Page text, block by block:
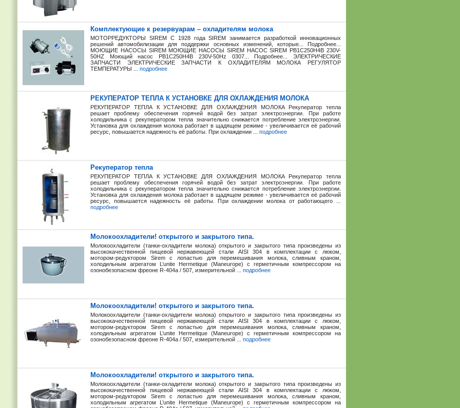
Комплектующие к резервуарам – охладителям молока
МОТОРРЕДУКТОРЫ SIREM С 1928 года SIREM занимается разработкой инновационных
решений автомобилизации для поддержки основных изменений, которые... Подробнее...
МОЮЩИЕ НАСОСЫ SIREM МОЮЩИЕ НАСОСЫ SIREM НАСОС SIREM PB1C250H4B 230V-
50HZ Mоющий насос PB1C250H4B 230V-50Hz 0307... Подробнее... ЭЛЕКТРИЧЕСКИЕ
ЗАПЧАСТИ ЭЛЕКТРИЧЕСКИЕ ЗАПЧАСТИ К ОХЛАДИТЕЛЯМ МОЛОКА РЕГУЛЯТОР
ТЕМПЕРАТУРЫ ... подробнее
РЕКУПЕРАТОР ТЕПЛА К УСТАНОВКЕ ДЛЯ ОХЛАЖДЕНИЯ МОЛОКА
РЕКУПЕРАТОР ТЕПЛА К УСТАНОВКЕ ДЛЯ ОХЛАЖДЕНИЯ МОЛОКА Рекуператор тепла
решает проблему обеспечения горячей водой без затрат электроэнергии. При работе
холодильника с рекуператором тепла значительно снижается потребление электроэнергии.
Установка для охлаждения молока работает в щадящем режиме - увеличивается её рабочий
ресурс, повышается надежность её работы. При охлаждении ... подробнее
Рекуператор тепла
РЕКУПЕРАТОР ТЕПЛА К УСТАНОВКЕ ДЛЯ ОХЛАЖДЕНИЯ МОЛОКА Рекуператор тепла
решает проблему обеспечения горячей водой без затрат электроэнергии. При работе
холодильника с рекуператором тепла значительно снижается потребление электроэнергии.
Установка для охлаждения молока работает в щадящем режиме - увеличивается её рабочий
ресурс, повышается надежность её работы. При охлаждении молока от работающего ...
подробнее
Молокоохладители! открытого и закрытого типа.
Молокоохладители (танки-охладители молока) открытого и закрытого типа произведены из
высококачественной пищевой нержавеющей стали AISI 304 в комплектации с люком,
мотором-редуктором Sirem с лопастью для перемешивания молока, сливным краном,
холодильным агрегатом L’unite Hermetique (Maneurope) с герметичным компрессором на
озонобезопасном фреоне R-404a / 507, измерительной ... подробнее
Молокоохладители! открытого и закрытого типа.
Молокоохладители (танки-охладители молока) открытого и закрытого типа произведены из
высококачественной пищевой нержавеющей стали AISI 304 в комплектации с люком,
мотором-редуктором Sirem с лопастью для перемешивания молока, сливным краном,
холодильным агрегатом L’unite Hermetique (Maneurope) с герметичным компрессором на
озонобезопасном фреоне R-404a / 507, измерительной ... подробнее
Молокоохладители! открытого и закрытого типа.
Молокоохладители (танки-охладители молока) открытого и закрытого типа произведены из
высококачественной пищевой нержавеющей стали AISI 304 в комплектации с люком,
мотором-редуктором Sirem с лопастью для перемешивания молока, сливным краном,
холодильным агрегатом L’unite Hermetique (Maneurope) с герметичным компрессором на